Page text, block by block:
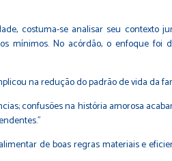
costuma-se analisar seu contexto
mínimos. No acórdão, o enfoque
na redução do padrão de vida da
confusões na história amorosa
de boas regras materiais e